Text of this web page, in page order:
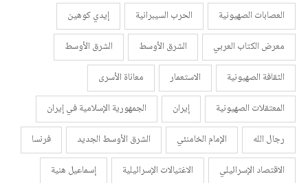
العصابات الصهيونية
الحرب السيبرانية
إيدي كوهين
معرض الكتاب العربي
الشرق الأوسط
الشرق الأوسط
الثقافة الصهيونية
الاستعمار
معاناة الأسرى
المعتقلات الصهيونية
إيران
الجمهورية الإسلامية في إيران
رجال الله
الإمام الخامنئي الشرق الأوسط الجديد
فرنسا
الاقتصاد الإسرائيلي
الاغتيالات الإسرائيلية
إسماعيل هنية